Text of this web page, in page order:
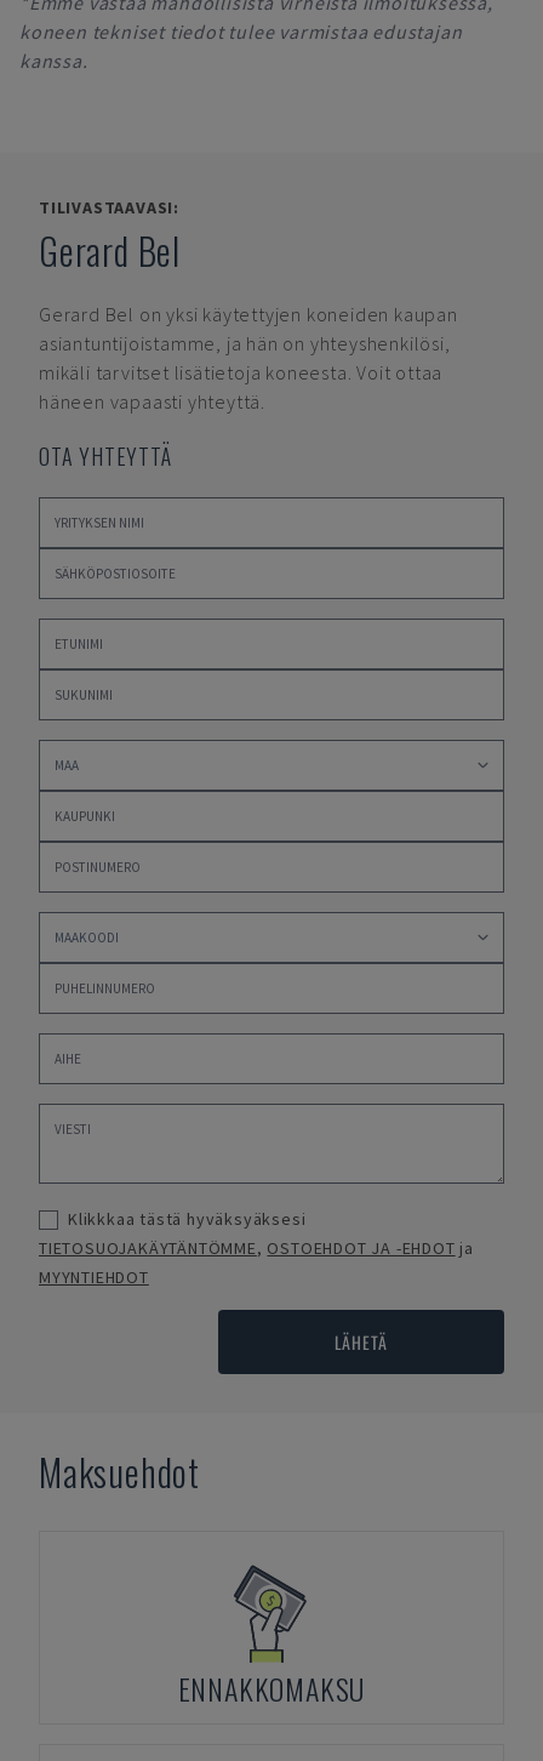
koneen tekniset tiedot tulee varmistaa edustajan
kanssa.
TILIVASTAAVASI:
Gerard Bel
Gerard Bel on yksi käytettyjen koneiden kaupan
asiantuntijoistamme, ja hän on yhteyshenkilösi,
mikäli tarvitset lisätietoja koneesta. Voit ottaa
häneen vapaasti yhteyttä.
OTA YHTEYTTÄ
Klikkkaa tästä hyväksyäksesi
TIETOSUOJAKÄYTÄNTÖMME, OSTOEHDOT JA -EHDOT ja
MYYNTIEHDOT
LÄHETÄ
Maksuehdot
ENNAKKOMAKSU